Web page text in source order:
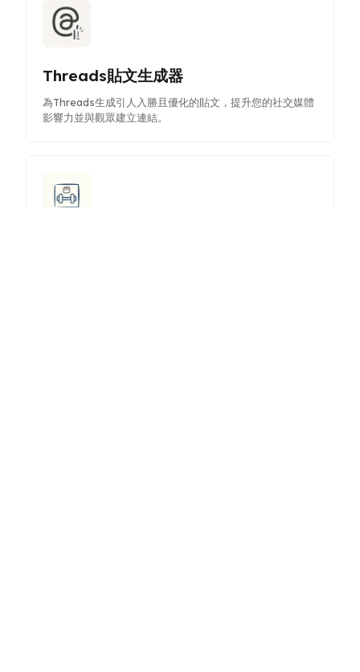
Threads貼文生成器
為Threads生成引人入勝且優化的貼文，提升您的社交媒體
影響力並與觀眾建立連結。